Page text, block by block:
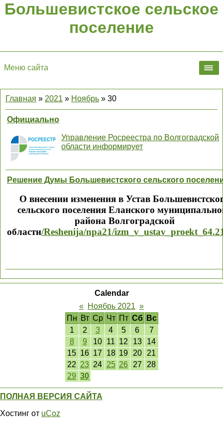
Большевистское сельское
поселение
Меню сайта
Главная » 2021 » Ноябрь » 30
Официально
Управление Росреестра по Волгоградской
области информирует
Решение Думы Большевистского сельского
О внесении изменения в Устав
сельского поселения Еланского
района Волгоградской
области/Reshenija/npa21/
Calendar
« Ноябрь 2021 »
Пн Вт Ср Чт Пт Сб
Вс
1
2 3 4 5 6
7
8
9 10 11 12 13
14
15 16 17 18 19 20
21
22 23 24 25 26 27
28
29 30
ПОЛНАЯ ВЕРСИЯ САЙТА
Хостинг от uCoz